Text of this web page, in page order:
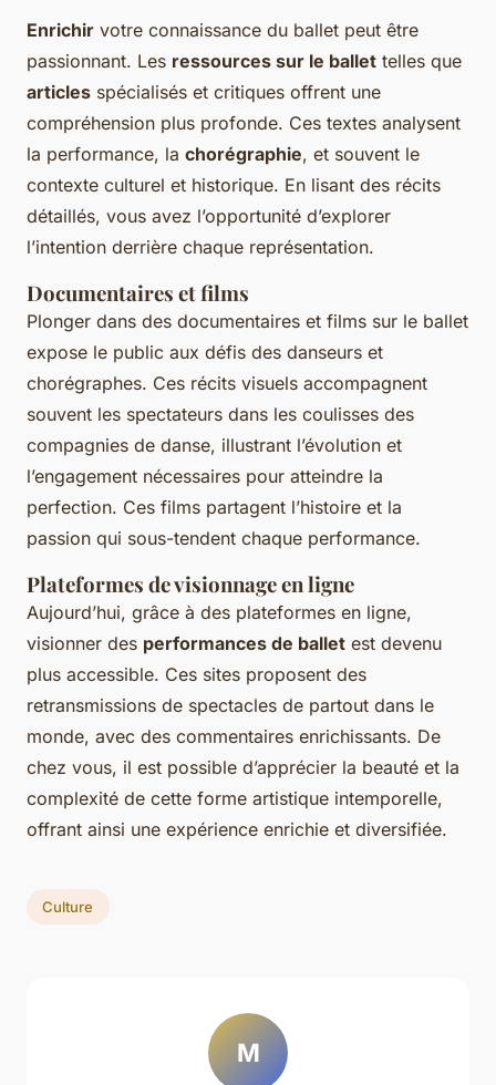
Enrichir votre connaissance du ballet peut être
passionnant. Les ressources sur le ballet telles que
articles spécialisés et critiques offrent une
compréhension plus profonde. Ces textes analysent
la performance, la chorégraphie, et souvent le
contexte culturel et historique. En lisant des récits
détaillés, vous avez l’opportunité d’explorer
l’intention derrière chaque représentation.
Documentaires et films
Plonger dans des documentaires et films sur le ballet
expose le public aux défis des danseurs et
chorégraphes. Ces récits visuels accompagnent
souvent les spectateurs dans les coulisses des
compagnies de danse, illustrant l’évolution et
l’engagement nécessaires pour atteindre la
perfection. Ces films partagent l’histoire et la
passion qui sous-tendent chaque performance.
Plateformes de visionnage en ligne
Aujourd’hui, grâce à des plateformes en ligne,
visionner des performances de ballet est devenu
plus accessible. Ces sites proposent des
retransmissions de spectacles de partout dans le
monde, avec des commentaires enrichissants. De
chez vous, il est possible d’apprécier la beauté et la
complexité de cette forme artistique intemporelle,
offrant ainsi une expérience enrichie et diversifiée.
Culture
M